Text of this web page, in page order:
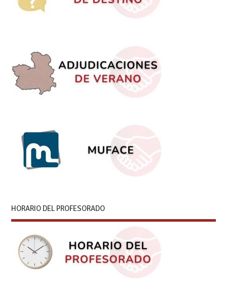
HORARIO DEL PROFESORADO